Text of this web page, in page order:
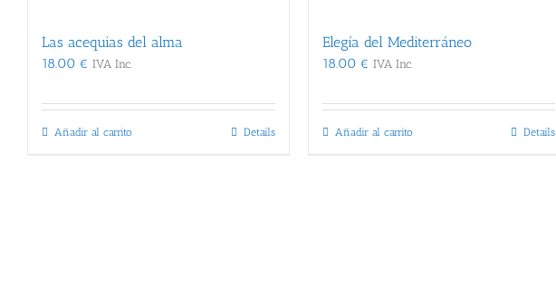
Las acequias del alma
18.00 € IVA Inc.
Añadir al carrito Details
Elegía del Mediterráneo
18.00 € IVA Inc.
Añadir al carrito Details